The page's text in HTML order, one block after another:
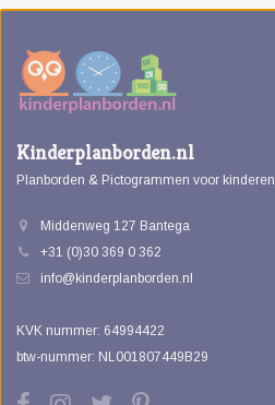
Kinderplanborden.nl
Planborden & Pictogrammen voor kinderen
Middenweg 127 Bantega
+31 (0)30 369 0 362
info@kinderplanborden.nl
KVK nummer: 64994422
btw-nummer: NL001807449B29